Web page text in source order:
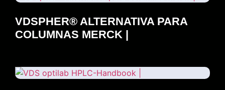
VDSPHER® ALTERNATIVA PARA
COLUMNAS MERCK |